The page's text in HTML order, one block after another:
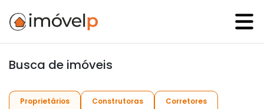
Busca de imóveis
Proprietários Construtoras Corretores